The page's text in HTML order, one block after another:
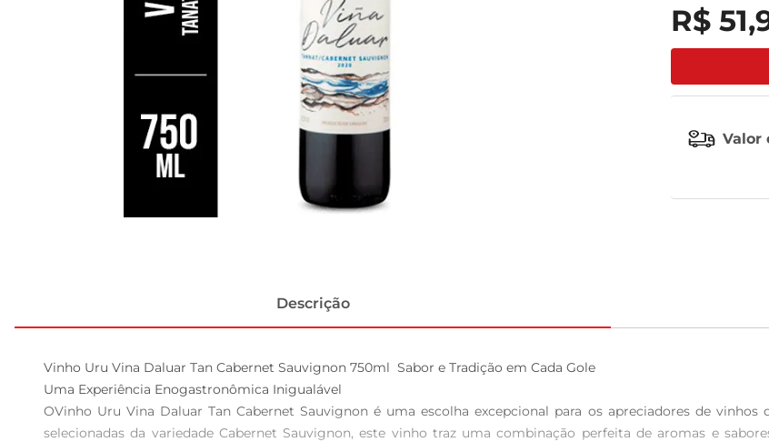
R$ 51,
Valor
Descrição
Vinho Uru Vina Daluar Tan Cabernet Sauvignon 750ml  Sabor e Tradição em Cada Gole
Uma Experiência Enogastronômica Inigualável
OVinho Uru Vina Daluar Tan Cabernet Sauvignon é uma escolha excepcional para os apreciadores de
selecionadas da variedade Cabernet Sauvignon, este vinho traz uma combinação perfeita de aromas e